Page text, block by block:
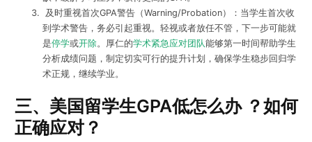
及时重视首次GPA警告（Warning/Probation）：当学生首次收
到学术警告，务必引起重视。轻视或者放任不管，下一步可能就
是停学或开除。厚仁的学术紧急应对团队能够第一时间帮助学生
分析成绩问题，制定切实可行的提升计划，确保学生稳步回归学
术正规，继续学业。
三、美国留学生GPA低怎么办 ？如何
正确应对？